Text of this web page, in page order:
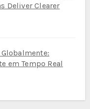
Deliver Clearer
Globalmente:
em Tempo Real